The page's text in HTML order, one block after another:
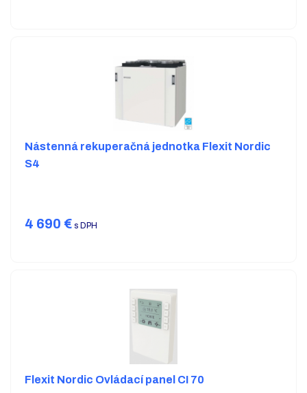
Nástenná rekuperačná jednotka Flexit Nordic
S4
4 690 € s DPH
Flexit Nordic Ovládací panel CI 70